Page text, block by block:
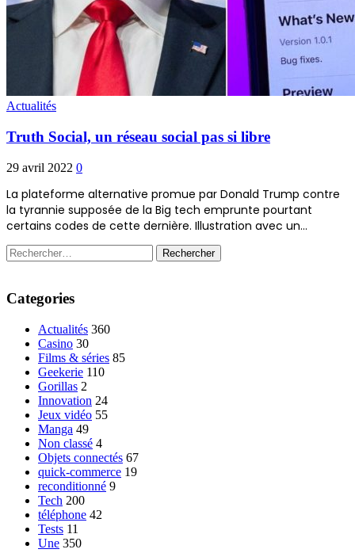
Actualités
Truth Social, un réseau social pas si libre
29 avril 2022 0
La plateforme alternative promue par Donald Trump contre
la tyrannie supposée de la Big tech emprunte pourtant
certains codes de cette dernière. Illustration avec un…
Rechercher :
Categories
Actualités 360
Casino 30
Films & séries 85
Geekerie 110
Gorillas 2
Innovation 24
Jeux vidéo 55
Manga 49
Non classé 4
Objets connectés 67
quick-commerce 19
reconditionné 9
Tech 200
téléphone 42
Tests 11
Une 350